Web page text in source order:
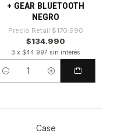
+ GEAR BLUETOOTH
NEGRO
Precio Retail $170.990
$134.990
3 x $44.997 sin interés
Cantidad
Case